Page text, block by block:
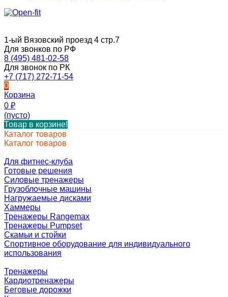
1-ый Вязовский проезд 4 стр.7
Для звонков по РФ
8 (495) 481-02-58
Для звонок по РК
+7 (717) 272-71-54
0
Корзина
0 ₽
(пусто)
Товар в корзине!
Каталог товаров
Каталог товаров
Для фитнес-клуба
Готовые решения
Силовые тренажеры
Грузоблочные машины
Нагружаемые дисками
Хаммеры
Тренажеры Rangemax
Тренажеры Pumpset
Скамьи и стойки
Спортивное оборудование для индивидуального
использования
Тренажеры
Кардиотренажеры
Беговые дорожки